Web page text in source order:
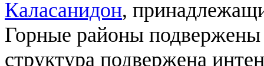
Каласанидон,
Горные районы подвержены
структура подвержена